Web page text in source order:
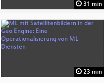
31 min
23 min